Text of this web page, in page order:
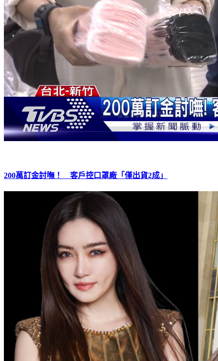
200萬訂金討嘸！ 客戶控口罩廠「僅出貨2成」